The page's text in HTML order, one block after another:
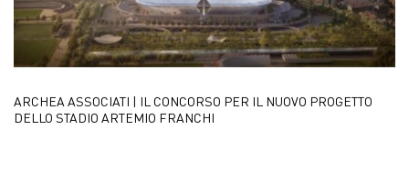
ARCHEA ASSOCIATI | IL CONCORSO PER IL NUOVO PROGETTO
DELLO STADIO ARTEMIO FRANCHI